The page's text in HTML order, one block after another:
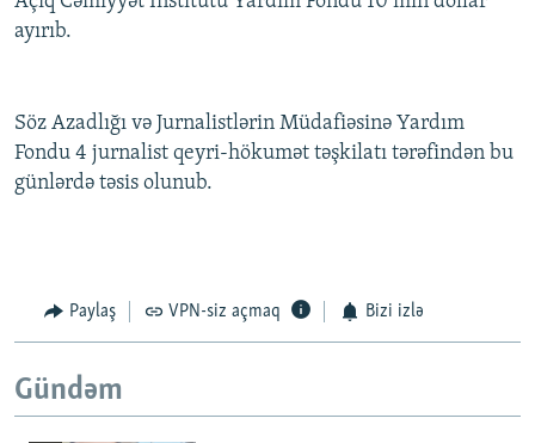
ayırıb.
Söz Azadlığı və Jurnalistlərin Müdafiəsinə Yardım
Fondu 4 jurnalist qeyri-hökumət təşkilatı tərəfindən bu
günlərdə təsis olunub.
Paylaş VPN-siz açmaq Bizi izlə
Gündəm